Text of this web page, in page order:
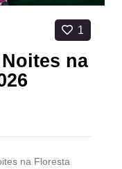
1
na
na Floresta